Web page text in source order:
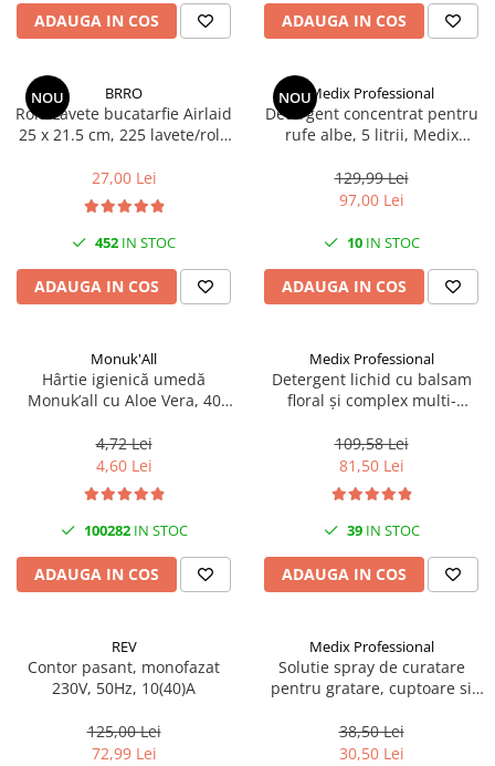
Sfoara si franghii
prindere
Mufe si conectori irigare
Pavaje si borduri
Programatoare stropire
Termometre Meteo
Unelte gradinarit
Pentru toaleta si wc
Solutii pentru suprafetele din lemn
Solutii specializate
Solutii profesionale pentru
Solutii professionale pentru
ADAUGA IN COS ADAUGA IN COS
NOU BRRO
Rola Lavete bucatarfie Airlaid
25 x 21.5 cm, 225 lavete/rola
27,00 Lei
452 IN STOC
ADAUGA IN COS
NOUMedix Professional
Detergent concentrat pentru
rufe albe, 5 litrii, Medix
129,99 Lei
97,00 Lei
10IN STOC
ADAUGA IN COS
Monuk'All
Hârtie igienică umedă
Monuk’all cu Aloe Vera, 40
alcool
4,72 Lei
4,60 Lei
100282IN STOC
ADAUGA IN COS
Medix Professional
Detergent lichid cu balsam
floral și complex multi-
Professional
109,58 Lei
81,50 Lei
39IN STOC
ADAUGA IN COS
REV
Contor pasant, monofazat
230V, 50Hz, 10(40)A
125,00 Lei
72,99 Lei
Medix Professional
Solutie spray de curatare
pentru gratare, cuptoare si
Professional
38,50 Lei
30,50 Lei